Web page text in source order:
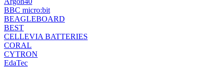
BBC micro:bit
BEAGLEBOARD
BEST
CELLEVIA BATTERIES
CORAL
CYTRON
EdaTec